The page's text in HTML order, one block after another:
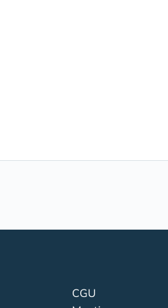
CGU